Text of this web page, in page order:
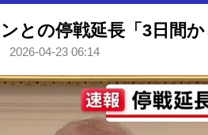
2026-04-23 06:14